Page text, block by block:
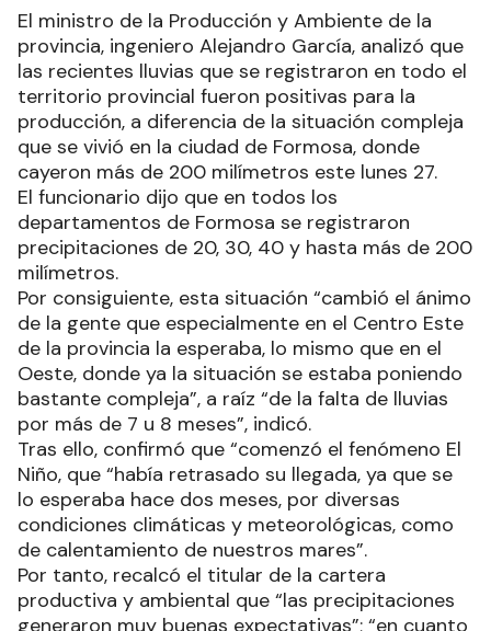
El ministro de la Producción y Ambiente de la
provincia, ingeniero Alejandro García, analizó que
las recientes lluvias que se registraron en todo el
territorio provincial fueron positivas para la
producción, a diferencia de la situación compleja
que se vivió en la ciudad de Formosa, donde
cayeron más de 200 milímetros este lunes 27.
El funcionario dijo que en todos los
departamentos de Formosa se registraron
precipitaciones de 20, 30, 40 y hasta más de 200
milímetros.
Por consiguiente, esta situación “cambió el ánimo
de la gente que especialmente en el Centro Este
de la provincia la esperaba, lo mismo que en el
Oeste, donde ya la situación se estaba poniendo
bastante compleja”, a raíz “de la falta de lluvias
por más de 7 u 8 meses”, indicó.
Tras ello, confirmó que “comenzó el fenómeno El
Niño, que “había retrasado su llegada, ya que se
lo esperaba hace dos meses, por diversas
condiciones climáticas y meteorológicas, como
de calentamiento de nuestros mares”.
Por tanto, recalcó el titular de la cartera
productiva y ambiental que “las precipitaciones
generaron muy buenas expectativas”; “en cuanto